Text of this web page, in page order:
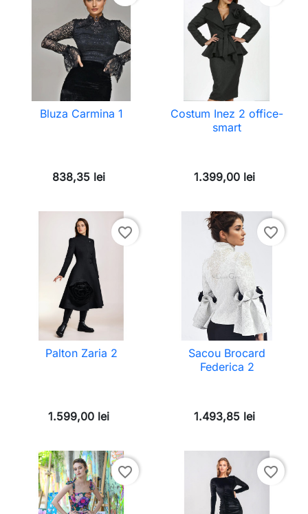
Bluza Carmina 1
838,35 lei
Costum Inez 2 office-
smart
1.399,00 lei
favorite_border
Palton Zaria 2
1.599,00 lei
favorite_border
Sacou Brocard
Federica 2
1.493,85 lei
favorite_border favorite_border